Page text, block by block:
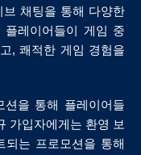
채팅을 통해 다양한
레이어들이 게임 중
, 쾌적한 게임 경험을
션을 통해 플레이어들
가입자에게는 환영 보
되는 프로모션을 통해